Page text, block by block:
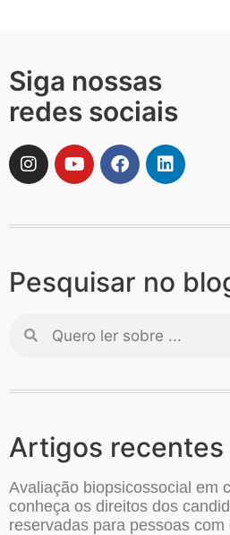
Siga nossas
redes sociais
Pesquisar no
Artigos recentes
Avaliação biopsicossocial em
conheça os direitos dos
reservadas para pessoas com